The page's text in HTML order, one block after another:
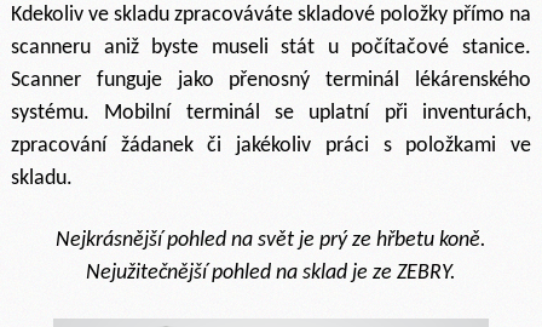
Kdekoliv ve skladu zpracováváte skladové položky přímo na
scanneru aniž byste museli stát u počítačové stanice.
Scanner funguje jako přenosný terminál lékárenského
systému. Mobilní terminál se uplatní při inventurách,
zpracování žádanek či jakékoliv práci s položkami ve
skladu.
Nejkrásnější pohled na svět je prý ze hřbetu koně.
Nejužitečnější pohled na sklad je ze ZEBRY.